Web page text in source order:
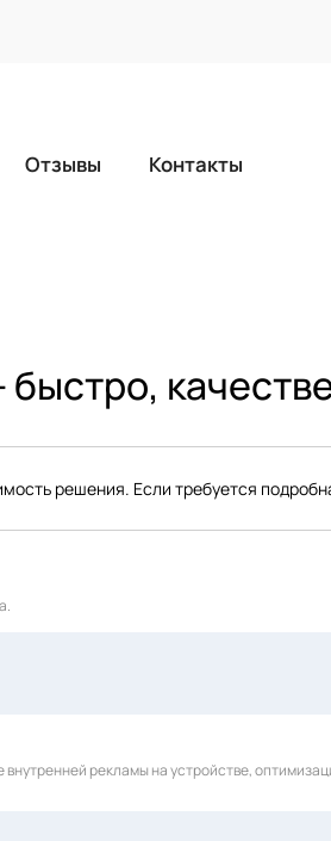
Отзывы Контакты
решения. Если требуется
рекламы на устройстве,